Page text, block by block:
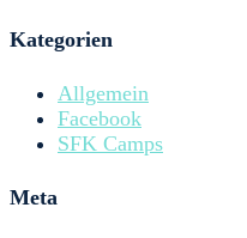
Kategorien
Allgemein
Facebook
SFK Camps
Meta